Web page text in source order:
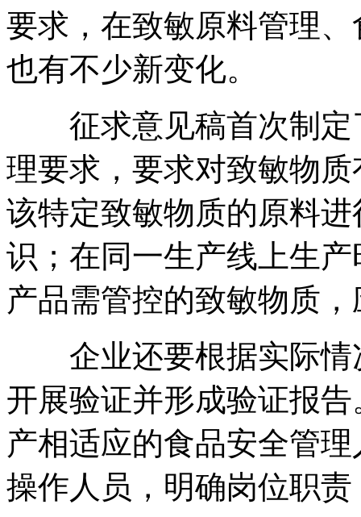
要求，在致敏原料管理
也有不少新变化。
征求意见稿首次制定
理要求，要求对致敏物
该特定致敏物质的原料
识；在同一生产线上生
产品需管控的致敏物质
企业还要根据实际情
开展验证并形成验证报
产相适应的食品安全管
操作人员，明确岗位职